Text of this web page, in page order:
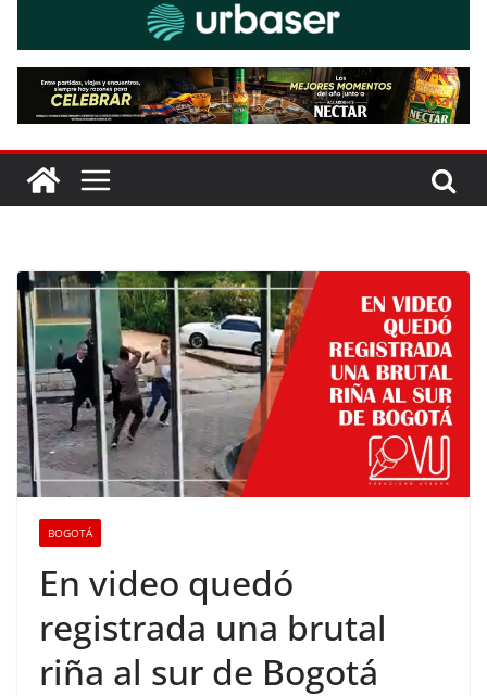
BOGOTÁ
En video quedó
registrada una brutal
riña al sur de Bogotá